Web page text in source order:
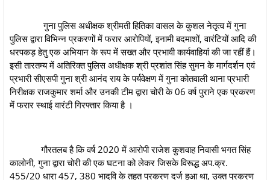
गुना पुलिस अधीक्षक श्रीमती हितिका वासल के कुशल नेतृत्व में गुना
पुलिस द्वारा विभिन्न प्रकरणों में फरार आरोपियों, इनामी बदमाशों, वारंटियों आदि की
धरपकड़ हेतु एक अभियान के रूप में सख्त और प्रभावी कार्यवाहियां की जा रहीं हैं।
इसी तारतम्य में अतिरिक्त पुलिस अधीक्षक श्री प्रशांत सिंह सुमन के मार्गदर्शन एवं
प्रभारी सीएसपी गुना श्री आनंद राय के पर्यवेक्षण में गुना कोतवाली थाना प्रभारी
निरीक्षक राजकुमार शर्मा और उनकी टीम द्वारा चोरी के 06 वर्ष पुराने एक प्रकरण
में फरार स्थाई वारंटी गिरफ्तार किया है ।
गौरतलब है कि वर्ष 2020 में आरोपी राजेश कुशवाह निवासी भगत सिंह
कालोनी, गुना द्वारा चोरी की एक घटना को लेकर जिसके विरूद्ध अप.क्र.
455/20 धारा 457, 380 भादवि के तहत प्रकरण दर्ज हुआ था, उक्त प्रकरण